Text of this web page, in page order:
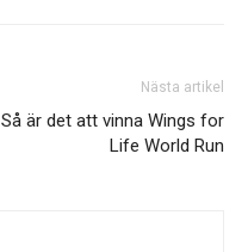
Nästa artikel
Så är det att vinna Wings for
Life World Run